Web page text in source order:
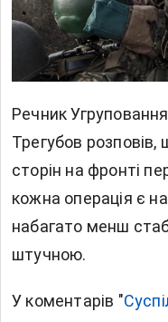
Речник
Трегубов розповів,
сторін на фронті
кожна операція є
набагато менш
штучною.
У коментарів "